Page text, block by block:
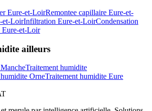
Eure-et-LoirRemontee capillaire Eure-et-
et-LoirInfiltration Eure-et-LoirCondensation
Eure-et-Loir
ailleurs
MancheTraitement humidite
OrneTraitement humidite Eure